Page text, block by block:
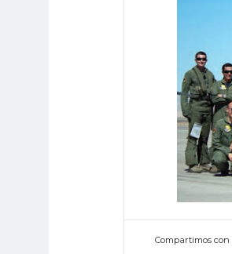
Compartimos